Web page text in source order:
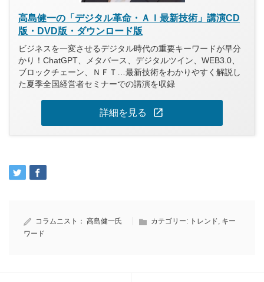
高島健一の「デジタル革命・ＡＩ最新技術」講演CD
版・DVD版・ダウンロード版
ビジネスを一変させるデジタル時代の重要キーワードが早分
かり！ChatGPT、メタバース、デジタルツイン、WEB3.0、
ブロックチェーン、ＮＦＴ…最新技術をわかりやすく解説し
た夏季全国経営者セミナーでの講演を収録
詳細を見る open_in_new
コラムニスト： 高島健一氏 カテゴリー: トレンド, キー
ワード